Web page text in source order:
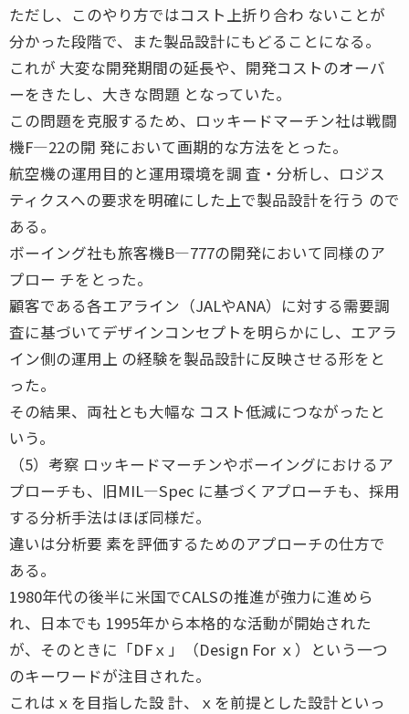
ただし、このやり方ではコスト上折り合わ ないことが
分かった段階で、また製品設計にもどることになる。
これが 大変な開発期間の延長や、開発コストのオーバ
ーをきたし、大きな問題 となっていた。
この問題を克服するため、ロッキードマーチン社は戦闘
機F―22の開 発において画期的な方法をとった。
航空機の運用目的と運用環境を調 査・分析し、ロジス
ティクスへの要求を明確にした上で製品設計を行う ので
ある。
ボーイング社も旅客機B―777の開発において同様のア
プロー チをとった。
顧客である各エアライン（JALやANA）に対する需要調
査に基づいてデザインコンセプトを明らかにし、エアラ
イン側の運用上 の経験を製品設計に反映させる形をと
った。
その結果、両社とも大幅な コスト低減につながったと
いう。
（5）考察 ロッキードマーチンやボーイングにおけるア
プローチも、旧MIL―Spec に基づくアプローチも、採用
する分析手法はほぼ同様だ。
違いは分析要 素を評価するためのアプローチの仕方で
ある。
1980年代の後半に米国でCALSの推進が強力に進めら
れ、日本でも 1995年から本格的な活動が開始された
が、そのときに「DFｘ」（Design For ｘ）という一つ
のキーワードが注目された。
これはｘを目指した設 計、ｘを前提とした設計といっ